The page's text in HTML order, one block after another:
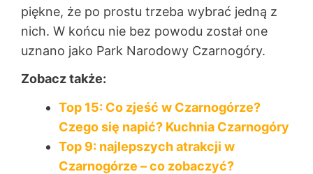
piękne, że po prostu trzeba wybrać jedną z
nich. W końcu nie bez powodu został one
uznano jako Park Narodowy Czarnogóry.
Zobacz także:
Top 15: Co zjeść w Czarnogórze?
Czego się napić? Kuchnia Czarnogóry
Top 9: najlepszych atrakcji w
Czarnogórze – co zobaczyć?